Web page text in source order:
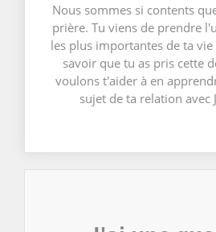
Nous sommes si contents
prière. Tu viens de prendre
les plus importantes de ta
savoir que tu as pris cette
voulons t'aider à en
sujet de ta relation avec